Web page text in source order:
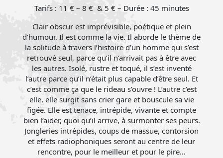
Tarifs : 11 € – 8 € & 5 € – Durée : 45 minutes
Clair obscur est imprévisible, poétique et plein
d’humour. Il est comme la vie. Il aborde le thème de
la solitude à travers l’histoire d’un homme qui s’est
retrouvé seul, parce qu’il n’arrivait pas à être avec
les autres. Isolé, rustre et toqué, il s’est inventé
l’autre parce qu’il n’était plus capable d’être seul. Et
c’est comme ça que le rideau s’ouvre ! L’autre c’est
elle, elle surgit sans crier gare et bouscule sa vie
figée. Elle est tenace, intrépide, vivante et compte
bien l’aider, quoi qu’il arrive, à surmonter ses peurs.
Jongleries intrépides, coups de massue, contorsion
et effets radiophoniques seront au centre de leur
rencontre, pour le meilleur et pour le pire…